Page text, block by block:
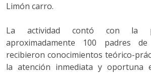
Limón carro.
La actividad contó con la
aproximadamente 100 padres
recibieron conocimientos teórico-
la atención inmediata y oportuna